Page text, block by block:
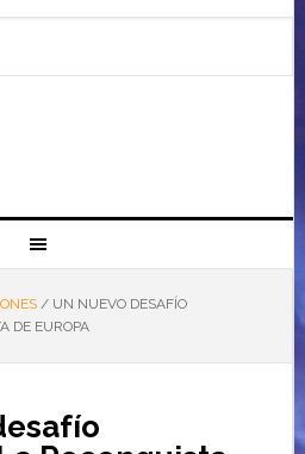
/UN NUEVO DESAFÍO
DE EUROPA